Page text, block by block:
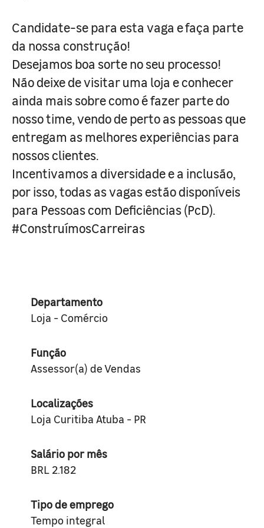
Candidate-se para esta vaga e faça parte
da nossa construção!
Desejamos boa sorte no seu processo!
Não deixe de visitar uma loja e conhecer
ainda mais sobre como é fazer parte do
nosso time, vendo de perto as pessoas que
entregam as melhores experiências para
nossos clientes.
Incentivamos a diversidade e a inclusão,
por isso, todas as vagas estão disponíveis
para Pessoas com Deficiências (PcD).
#ConstruímosCarreiras
Departamento
Loja - Comércio
Função
Assessor(a) de Vendas
Localizações
Loja Curitiba Atuba - PR
Salário por mês
BRL 2.182
Tipo de emprego
Tempo integral